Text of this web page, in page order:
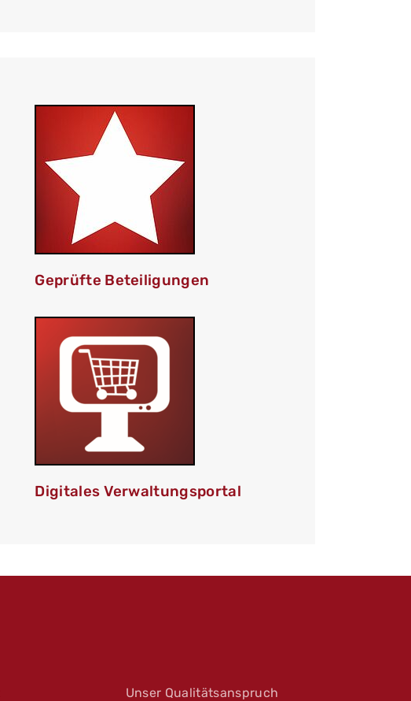
Geprüfte Beteiligungen
Digitales Verwaltungsportal
Unser Qualitätsanspruch